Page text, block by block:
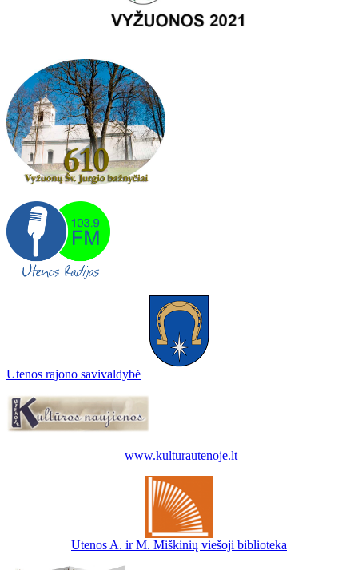
Utenos rajono savivaldybė
www.kulturautenoje.lt
Utenos A. ir M. Miškinių viešoji biblioteka